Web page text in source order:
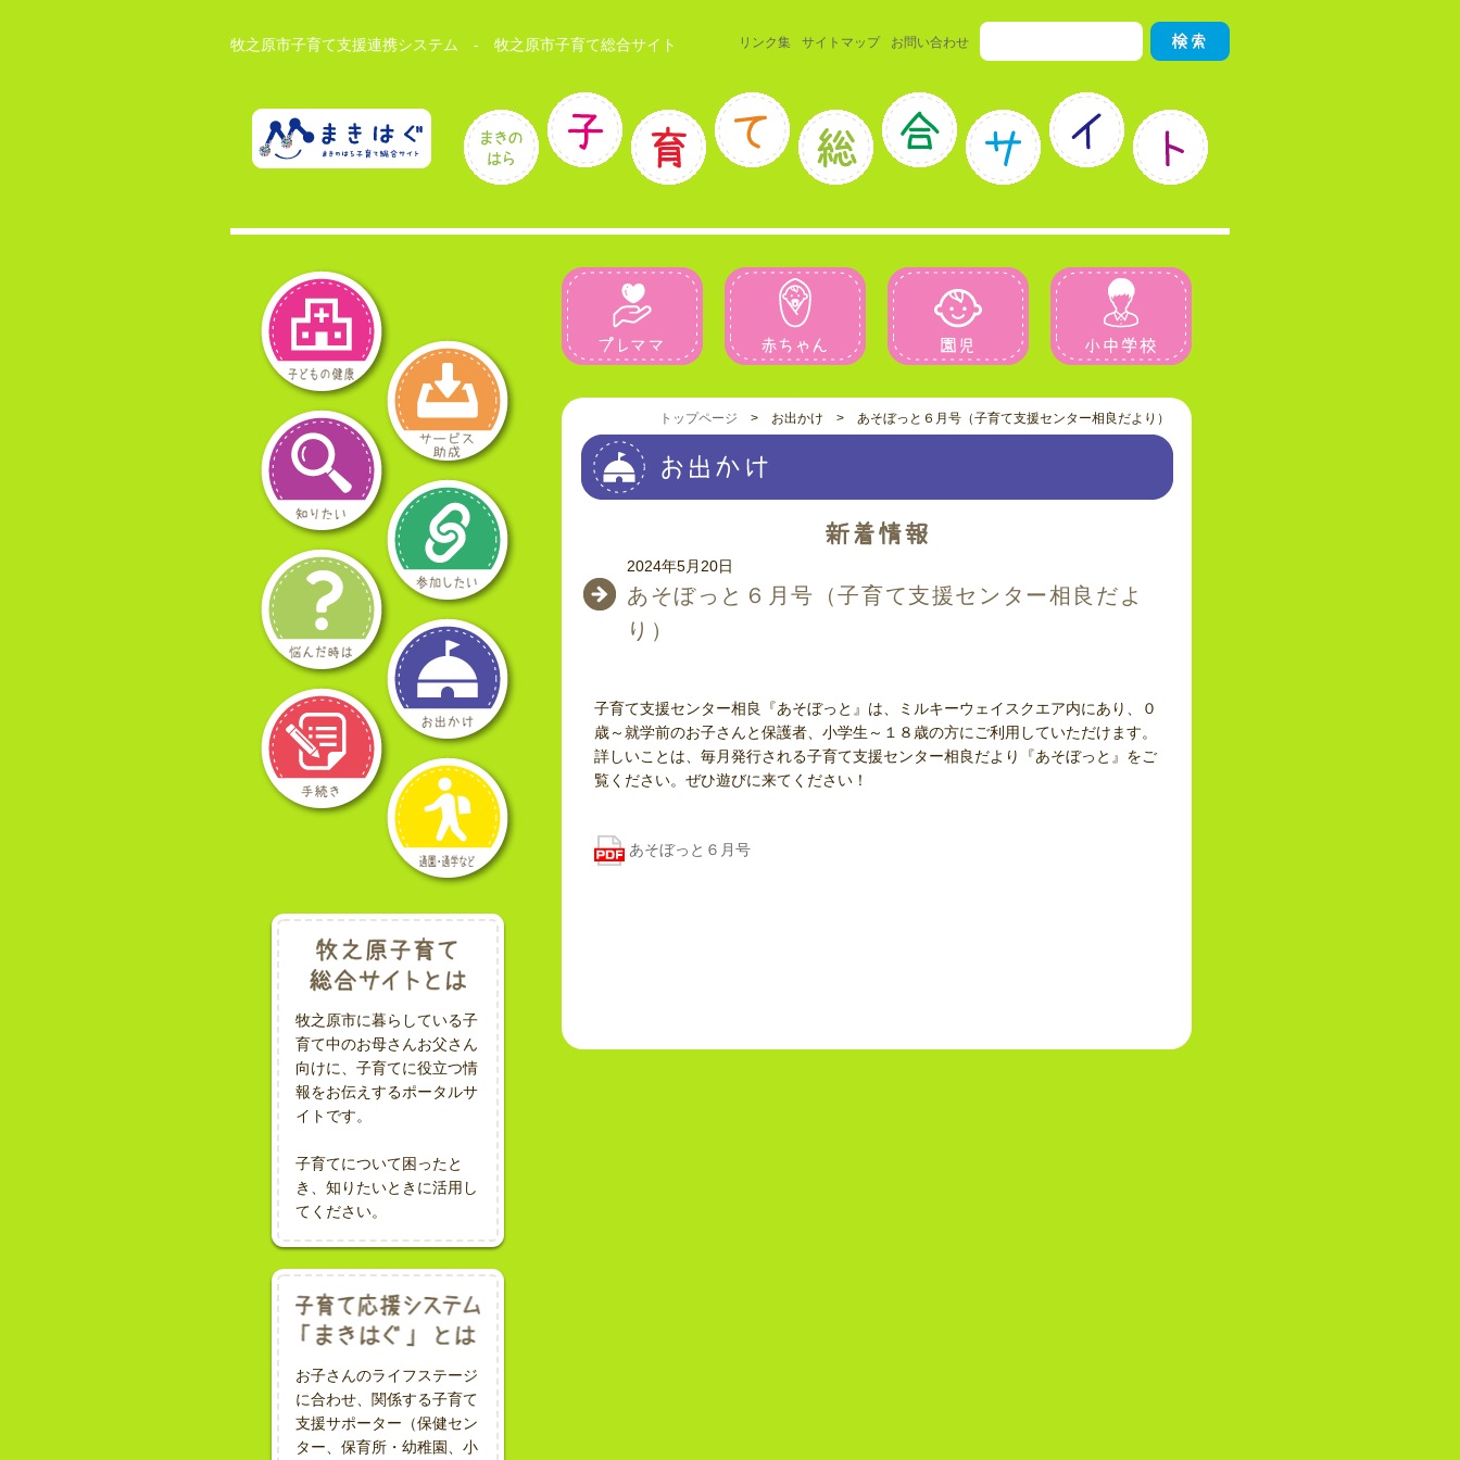
牧之原市子育て支援連携システム - 牧之原市子育て総合サイト リンク集 サイトマップ お問い合わせ
牧之原市に暮らしている子
育て中のお母さんお父さん
向けに、子育てに役立つ情
報をお伝えするポータルサ
イトです。
子育てについて困ったと
き、知りたいときに活用し
てください。
お子さんのライフステージ
に合わせ、関係する子育て
支援サポーター（保健セン
ター、保育所・幼稚園、小
プレママ 赤ちゃん 園児
トップページ > お出かけ > あそぼっと６月号（子育て支援センター相良だより）
2024年5月20日
あそぼっと６月号（子育て支援センター相良だよ
り）
子育て支援センター相良『あそぼっと』は、ミルキーウェイスクエア内にあり、０
歳～就学前のお子さんと保護者、小学生～１８歳の方にご利用していただけます。
詳しいことは、毎月発行される子育て支援センター相良だより『あそぼっと』をご
覧ください。ぜひ遊びに来てください！
あそぼっと６月号